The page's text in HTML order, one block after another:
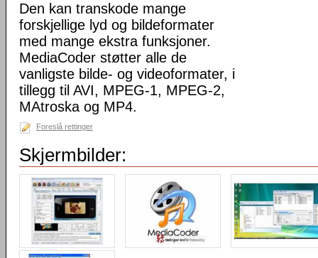
Den kan transkode mange
forskjellige lyd og bildeformater
med mange ekstra funksjoner.
MediaCoder støtter alle de
vanligste bilde- og videoformater, i
tillegg til AVI, MPEG-1, MPEG-2,
MAtroska og MP4.
Foreslå rettinger
Skjermbilder: